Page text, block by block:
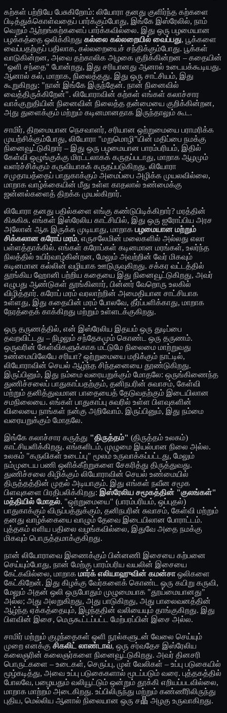
கற்கள் பற்றியே பேசுகிறோம்: லியோரா தனது குளிர்ந்த கற்களை
பிடித்துக்கொள்வதைப் பார்க்கும்போது, இங்கே இஸ்ரேலில், நாம்
வெறும் ஆற்றங்கற்களைப் பார்க்கவில்லை. இது ஒரு பழமையான
பழக்கத்தை ஒலிக்கிறது கல்லை கல்லறையில் வைப்பது, பூக்களை
வைப்பதற்குப் பதிலாக, கல்லறையைச் சந்திக்கும்போது. பூக்கள்
வாடுகின்றன, அவை தற்காலிக அழகை குறிக்கின்றன – கதையின்
"ஒளி சந்தை" போன்றது, இது சரியானது ஆனால் உடையக்கூடியது.
ஆனால் கல், மாறாக, நிலைத்தது. இது ஒரு சாட்சியம், இது
கூறுகிறது: "நான் இங்கே இருந்தேன். நான் நினைவில்
வைத்திருக்கிறேன்". லியோராவின் கற்கள் எங்கள் கலாச்சார
வாக்குறுதியின் நினைவின் நிலைத்த தன்மையை குறிக்கின்றன,
அது துளைக்கும் மற்றும் கடினமானதாக இருந்தாலும் கூட.
சாமிர், திறமையான நெசவாளர், சரியான ஒற்றுமையை பராமரிக்க
முயற்சிக்கும்போது, லியோரா "மறுமொழி"யின் மதிப்பை நமக்கு
நினைவூட்டுகிறார் – இது ஒரு பழமையான பாரம்பரியம், இதில்
கேள்வி ஒழுங்குக்கு மிரட்டலாகக் கருதப்படாது, மாறாக ஆழமும்
வளர்ச்சிக்கும் கருவியாகக் கருதப்படுகிறது. லியோரா
சமுதாயத்தைப் பாதுகாக்கும் அமைப்பை அழிக்க முயலவில்லை,
மாறாக வாழ்க்கையின் மீது உள்ள காதலால் உண்மைக்கு
ஜன்னல்களைத் திறக்க முயல்கிறார்.
லியோரா தனது பதில்களை எங்கு கண்டுபிடிக்கிறார்? மரத்தின்
கிசுகிசு. எங்கள் இஸ்ரேலிய காட்சியில், இது ஒரு ஐரோப்பிய அரச
அலோன் ஆக இருக்க முடியாது, மாறாக பழமையான மற்றும்
சிக்கலான கரோப் மரம், எருசலேமின் மலைகளில் அல்லது எலா
பள்ளத்தாக்கில். எங்கள் கரோப்கள் கடினமான மரங்கள், உலர்ந்த
நிலத்தில் உயிர்வாழ்கின்றன, மேலும் அவற்றின் வேர் மிகவும்
கடினமான கல்லின் வழியாக ஊடுருவுகிறது. சக்கர வட்டத்தில்
தூங்கிய ஹோனி பற்றிய கதையை இது நினைவூட்டுகிறது, அவர்
எழுபது ஆண்டுகள் தூங்கினார், பின்னர் வேறொரு உலகில்
விழித்தார். கரோப் மரம் வரலாற்றின் அமைதியான சாட்சியாக
உள்ளது, இது கதையின் மரம் போலவே, தீர்ப்பளிக்காது, மாறாக
நேரத்தைக் காக்கிறது மற்றும் உள்ளடக்குகிறது.
ஒரு தருணத்தில், என் இஸ்ரேலிய இதயம் ஒரு துடிப்பை
தவறவிட்டது – நிழலும் சந்தேகமும் கொண்ட ஒரு தருணம்.
ஒருவரின் கேள்விகளுக்காக மட்டுமே நிலைமை மாற்றுவது
உண்மையிலேயே சரியா? ஒற்றுமையை மதிக்கும் நாட்டில்,
லியோராவின் செயல் ஆழ்ந்த சிந்தனையை தூண்டுகிறது.
இருப்பினும், இது நம்மை வரையறுக்கும் மோதலே: ஒருங்கிணைந்த
துணிச்சலைப் பாதுகாப்பதற்கும், தனிநபரின் சுவாசம், கேள்வி
மற்றும் தனித்துவமான பாதையைத் தேடுவதற்கும் இடையிலான
சமநிலையை. எங்கள் பாதுகாப்பு சுவரில் உள்ள பிளவுகளின்
விலையை நாங்கள் நன்கு அறிவோம். இருப்பினும், இது நம்மை
வரையறுக்கும் மோதலே.
இங்கே கலாச்சார கருத்து "திருத்தம்" (திருத்தம் உலகம்)
காட்சியளிக்கிறது. எங்களிடம், முழுமை இயல்பான நிலை அல்ல.
உலகம் "கருவிகள் உடைப்பு" மூலம் உருவாக்கப்பட்டது, மேலும்
நம்முடைய பணி ஒளிக்கீற்றுகளை சேகரித்து திருத்துவது.
துணிச்சலை கிழிக்கும் லியோராவின் செயல் உண்மையில்
திருத்தத்தின் முதல் அடியாகும். இது எங்கள் நவீன சமூக
பிளவுகளை பிரதிபலிக்கிறது: இஸ்ரேலிய சமூகத்தின் "குலங்கள்"
மத்தியில் மோதல். "ஒற்றுமையை" (பாரம்பரியம், ஒப்புதல்)
பாதுகாக்கும் விருப்பத்துக்கும், தனிநபரின் சுவாசம், கேள்வி மற்றும்
தனது வாழ்க்கையை வாழும் தேவை இடையிலான போராட்டம்.
புத்தகம் எளிய பதிலை வழங்கவில்லை, இதுவே அதை நமக்கு
மிகவும் பொருத்தமாக்குகிறது.
நான் லியோராவை இணைக்கும் பின்னணி இசையை கற்பனை
செய்யும்போது, நான் மேற்கு பாரம்பரிய வயலின் இசையை
கேட்கவில்லை, மாறாக மார்க் எலியாஹுவின் கமன்சாஒலிகளை
கேட்கிறேன். இது கிழக்கு வேர்களைக் கொண்ட ஒரு கயிறு கருவி,
மேலும் அதன் ஒலி ஒருபோதும் முழுமையாக "தூய்மையானது"
அல்ல; அது அலறுகிறது, அது பாடுகிறது, அது பாலைவனத்தின்
ஆழ்ந்த ஏக்கத்தையும், இழந்ததின் வலியையும் தாங்குகிறது. இது
பிளவின் இசை, மெருகூட்டப்பட்ட மேற்பரப்பின் இசை அல்ல.
சாமிர் மற்றும் குழந்தைகள் ஒளி நூல்களுடன் வேலை செய்யும்
முறை எனக்கு சிகலிட் லாண்டாவ், ஒரு சர்வதேச இஸ்ரேலிய
கலைஞரின் கலைஞர்களை நினைவூட்டுகிறது. அவர் தினசரி
பொருட்களை – உடைகள், செருப்பு, முள் வேலிகள் – உப்பு படுகையில்
மூழ்கடித்து, அவை உப்பு படுகைகளால் மூடப்படும் வரை. புத்தகத்தில்
போலவே, பழையதும் வலியூட்டும் ஒன்றும் தூக்கி எறியப்படவில்லை,
மாறாக மாற்றம் அடைகிறது. உப்பிலிருந்து மற்றும் கண்ணீரிலிருந்து
புதிய, மெல்லிய ஆனால் நிலையான ஒரு ச晶 அழகு உருவாகிறது.